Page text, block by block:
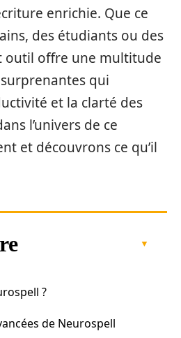
enrichie. Que ce
des étudiants ou des
outil offre une multitude
qui
et la clarté des
l’univers de ce
et découvrons ce qu’il
?
de Neurospell